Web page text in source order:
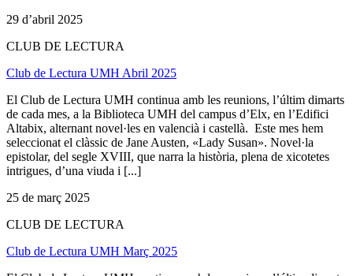
29 d’abril 2025
CLUB DE LECTURA
Club de Lectura UMH Abril 2025
El Club de Lectura UMH continua amb les reunions, l’últim dimarts
de cada mes, a la Biblioteca UMH del campus d’Elx, en l’Edifici
Altabix, alternant novel·les en valencià i castellà. Este mes hem
seleccionat el clàssic de Jane Austen, «Lady Susan». Novel·la
epistolar, del segle XVIII, que narra la història, plena de xicotetes
intrigues, d’una viuda i [...]
25 de març 2025
CLUB DE LECTURA
Club de Lectura UMH Març 2025